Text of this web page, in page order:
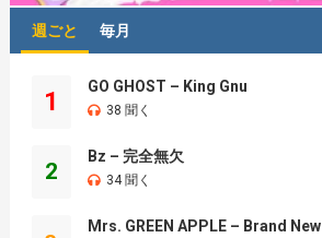
週ごと 毎月
1
GO GHOST – King Gnu
38 聞く
2
Bz – 完全無欠
34 聞く
Mrs. GREEN APPLE – Brand New